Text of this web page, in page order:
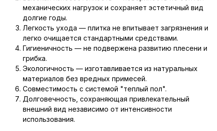
механических нагрузок и сохраняет эстетичный вид
долгие годы.
Легкость ухода — плитка не впитывает загрязнения и
легко очищается стандартными средствами.
Гигиеничность — не подвержена развитию плесени и
грибка.
Экологичность — изготавливается из натуральных
материалов без вредных примесей.
Совместимость с системой "теплый пол".
Долговечность, сохраняющая привлекательный
внешний вид независимо от интенсивности
использования.